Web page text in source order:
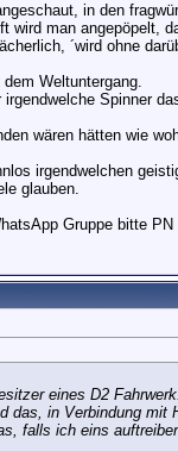
in den
wird man angepöpelt,
´wird ohne
Weltuntergang.
Spinner
wären hätten wie
irgendwelchen
glauben.
Gruppe bitte PN
eines D2
das, in Verbindung
falls ich eins